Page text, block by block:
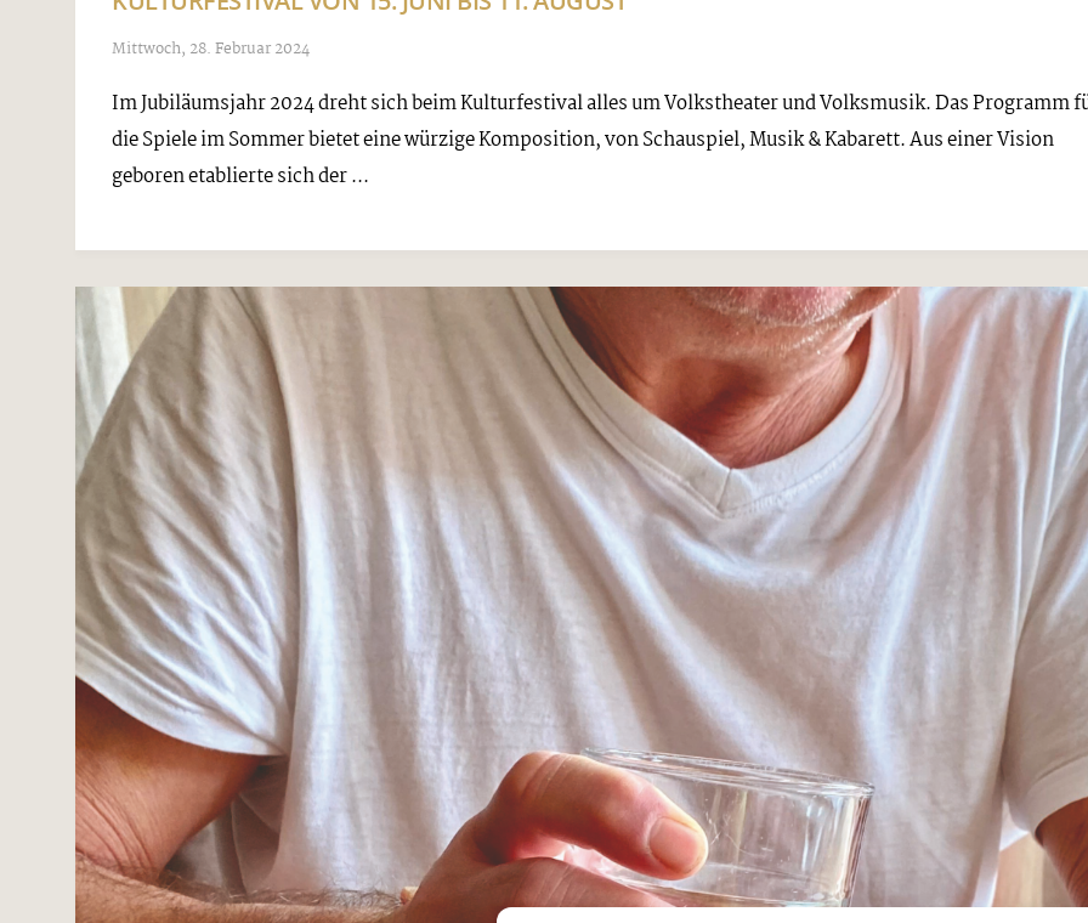
Mittwoch, 28. Februar 2024
Im Jubiläumsjahr 2024 dreht sich beim Kulturfestival alles um Volkstheater und Volksmusik. Das Programm
die Spiele im Sommer bietet eine würzige Komposition, von Schauspiel, Musik & Kabarett. Aus einer Vision
geboren etablierte sich der ...